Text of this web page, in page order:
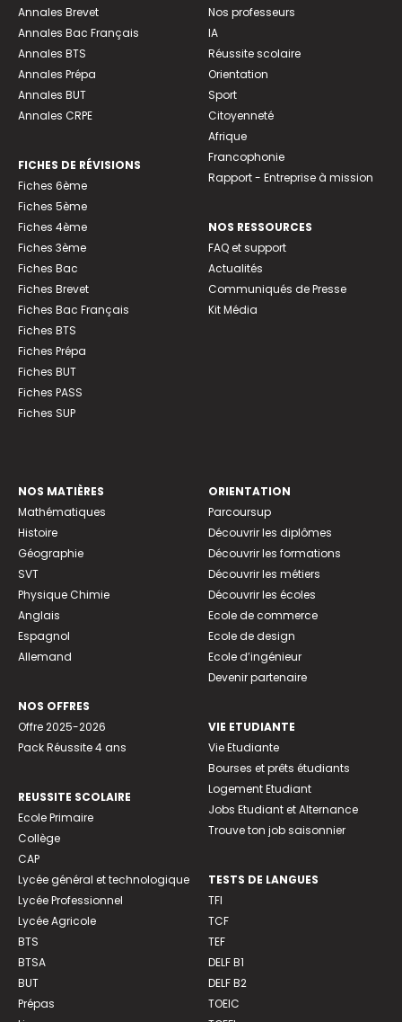
Annales Brevet
Annales Bac Français
Annales BTS
Annales Prépa
Annales BUT
Annales CRPE
FICHES DE RÉVISIONS
Fiches 6ème
Fiches 5ème
Fiches 4ème
Fiches 3ème
Fiches Bac
Fiches Brevet
Fiches Bac Français
Fiches BTS
Fiches Prépa
Fiches BUT
Fiches PASS
Fiches SUP
Nos professeurs
IA
Réussite scolaire
Orientation
Sport
Citoyenneté
Afrique
Francophonie
Rapport - Entreprise à mission
NOS RESSOURCES
FAQ et support
Actualités
Communiqués de Presse
Kit Média
NOS MATIÈRES
Mathématiques
Histoire
Géographie
SVT
Physique Chimie
Anglais
Espagnol
Allemand
NOS OFFRES
Offre 2025-2026
Pack Réussite 4 ans
REUSSITE SCOLAIRE
Ecole Primaire
Collège
CAP
Lycée général et technologique
Lycée Professionnel
Lycée Agricole
BTS
BTSA
BUT
Prépas
ORIENTATION
Parcoursup
Découvrir les diplômes
Découvrir les formations
Découvrir les métiers
Découvrir les écoles
Ecole de commerce
Ecole de design
Ecole d’ingénieur
Devenir partenaire
VIE ETUDIANTE
Vie Etudiante
Bourses et prêts étudiants
Logement Etudiant
Jobs Etudiant et Alternance
Trouve ton job saisonnier
TESTS DE LANGUES
TFI
TCF
TEF
DELF B1
DELF B2
TOEIC